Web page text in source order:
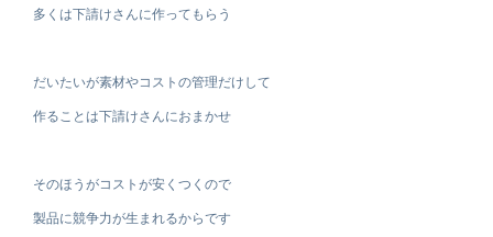
多くは下請けさんに作ってもらう
だいたいが素材やコストの管理だけして
作ることは下請けさんにおまかせ
そのほうがコストが安くつくので
製品に競争力が生まれるからです